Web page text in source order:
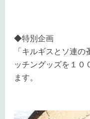
◆特別企画
「キルギスとソ連
ッチングッズを１
ます。